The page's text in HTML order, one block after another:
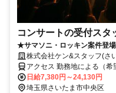
コンサートの受付スタ
★サマソニ・ロッキン案件登
て時短派もガッツリ稼ぎたい
株式会社ケン&スタッフ(さ
アクセス 勤務地による（希
日給7,380円～24,130円
埼玉県さいたま市中央区